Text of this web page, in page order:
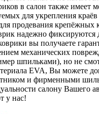
в салон также имеет
для укрепления краёв
продевания крепёжных
надежно фиксируются
вы получаете
механических
шпильками), но не
EVA, Вы можете
и фирменными
салону Вашего
у нас!